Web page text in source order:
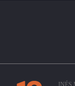
INÉS